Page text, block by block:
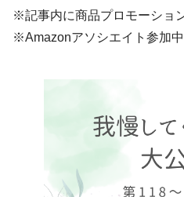
※記事内に商品プロモーショ
※Amazonアソシエイト参加中